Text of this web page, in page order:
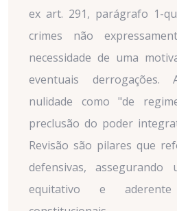
ex art. 291, parágrafo 1-
crimes não
necessidade de uma
eventuais derrogações.
nulidade como "de
preclusão do poder
Revisão são pilares que
defensivas, assegurando
equitativo e